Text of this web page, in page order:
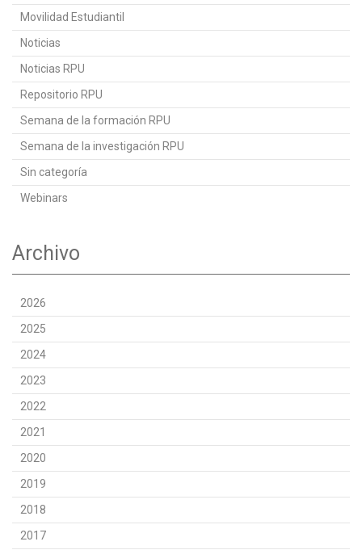
Movilidad Estudiantil
Noticias
Noticias RPU
Repositorio RPU
Semana de la formación RPU
Semana de la investigación RPU
Sin categoría
Webinars
Archivo
2026
2025
2024
2023
2022
2021
2020
2019
2018
2017